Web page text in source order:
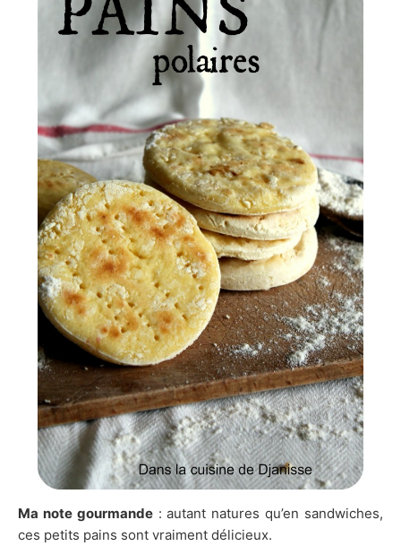
Ma note gourmande: autant natures qu’en sandwiches,
ces petits pains sont vraiment délicieux.